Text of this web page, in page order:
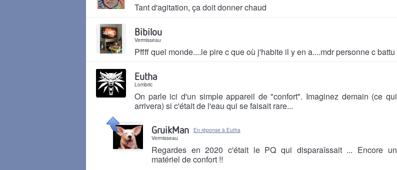
Tant d'agitation, ça doit donner chaud
Bibilou
Vermisseau
Pffff quel monde....le pire c que où j'habite il y en a....mdr personne c battu
Eutha
Lombric
On parle ici d'un simple appareil de "confort". Imaginez demain (ce qui
arrivera) si c'était de l'eau qui se faisait rare...
Il y a 1 mois
GruikMan
En réponse à Eutha
Vermisseau
Regardes en 2020 c'était le PQ qui disparaîssait ... Encore un
matériel de confort !!